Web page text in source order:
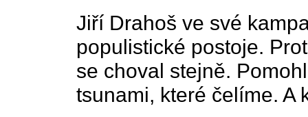
Jiří Drahoš ve své
populistické postoje.
se choval stejně.
tsunami, které čelíme. A